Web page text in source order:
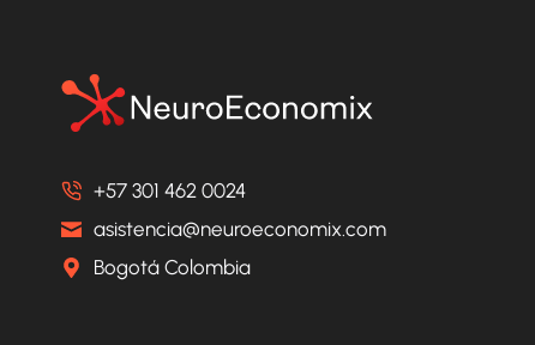
IN
MODELS.
ARE
WE
+57 301 462 0024
asistencia@neuroeconomix.com
Bogotá Colombia